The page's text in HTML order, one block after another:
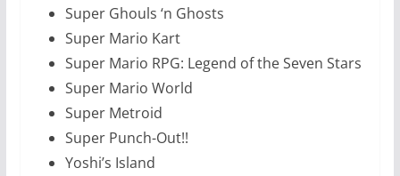
Super Ghouls ‘n Ghosts
Super Mario Kart
Super Mario RPG: Legend of the Seven Stars
Super Mario World
Super Metroid
Super Punch-Out!!
Yoshi’s Island